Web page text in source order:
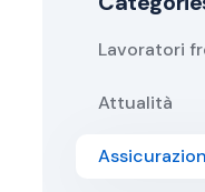
Lavoratori
Attualità